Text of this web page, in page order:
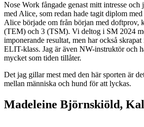
Nose Work fångade genast mitt intresse och
med Alice, som redan hade tagit diplom
Alice började om från början med doftprov,
(TEM) och 3 (TSM). Vi deltog i SM 2024
imponerande resultat, men har också
ELIT-klass. Jag är även NW-instruktör och
mycket som tiden tillåter.
Det jag gillar mest med den här sporten är
mellan människa och hund för att lyckas.
Madeleine Björnskiöld,